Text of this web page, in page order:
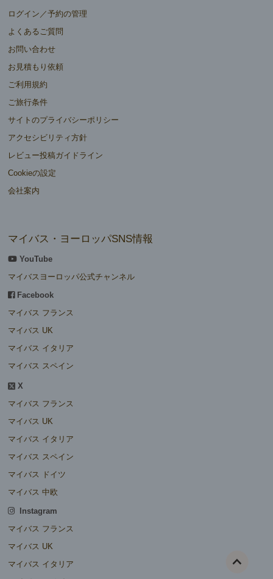
ログイン／予約の管理
よくあるご質問
お問い合わせ
お見積もり依頼
ご利用規約
ご旅行条件
サイトのプライバシーポリシー
アクセシビリティ方針
レビュー投稿ガイドライン
Cookieの設定
会社案内
マイバス・ヨーロッパSNS情報
YouTube
マイバスヨーロッパ公式チャンネル
Facebook
マイバス フランス
マイバス UK
マイバス イタリア
マイバス スペイン
X
マイバス フランス
マイバス UK
マイバス イタリア
マイバス スペイン
マイバス ドイツ
マイバス 中欧
Instagram
マイバス フランス
マイバス UK
マイバス イタリア